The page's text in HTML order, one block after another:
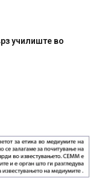
училиште во